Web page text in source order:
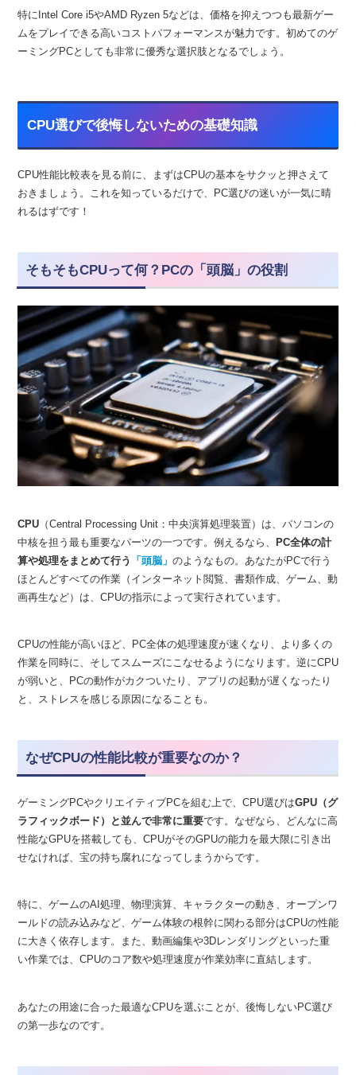
特にIntel Core i5やAMD Ryzen 5などは、価格を抑えつつも最新ゲー
ムをプレイできる高いコストパフォーマンスが魅力です。初めてのゲ
ーミングPCとしても非常に優秀な選択肢となるでしょう。
CPU選びで後悔しないための基礎知識
CPU性能比較表を見る前に、まずはCPUの基本をサクッと押さえて
おきましょう。これを知っているだけで、PC選びの迷いが一気に晴
れるはずです！
そもそもCPUって何？PCの「頭脳」の役割
CPU（Central Processing Unit：中央演算処理装置）は、パソコンの
中核を担う最も重要なパーツの一つです。例えるなら、
PC全体の計
算や処理をまとめて行う
「頭脳」 のようなもの。あなたがPCで行う
ほとんどすべての作業（インターネット閲覧、書類作成、ゲーム、動
画再生など）は、CPUの指示によって実行されています。
CPUの性能が高いほど、PC全体の処理速度が速くなり、より多くの
作業を同時に、そしてスムーズにこなせるようになります。逆にCPU
が弱いと、PCの動作がカクついたり、アプリの起動が遅くなったり
と、ストレスを感じる原因になることも。
なぜCPUの性能比較が重要なのか？
ゲーミングPCやクリエイティブPCを組む上で、CPU選びはGPU（グ
ラフィックボード）と並んで非常に重要です。なぜなら、どんなに高
性能なGPUを搭載しても、CPUがそのGPUの能力を最大限に引き出
せなければ、宝の持ち腐れになってしまうからです。
特に、ゲームのAI処理、物理演算、キャラクターの動き、オープンワ
ールドの読み込みなど、ゲーム体験の根幹に関わる部分はCPUの性能
に大きく依存します。また、動画編集や3Dレンダリングといった重
い作業では、CPUのコア数や処理速度が作業効率に直結します。
あなたの用途に合った最適なCPUを選ぶことが、後悔しないPC選び
の第一歩なのです。